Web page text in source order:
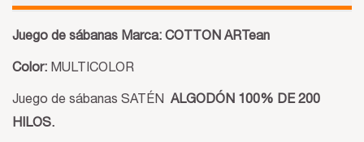
Juego de sábanas Marca: COTTON ARTean
Color: MULTICOLOR
Juego de sábanas SATÉN ALGODÓN 100% DE 200
HILOS.